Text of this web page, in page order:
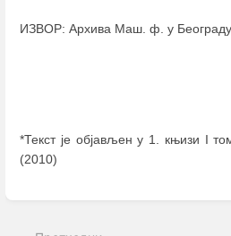
ИЗВОР: Архива Маш. ф. у Београду.
*Текст је објављен у 1. књизи I
(2010)